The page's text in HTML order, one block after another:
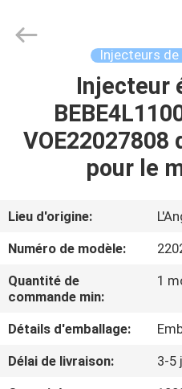
MAISON
PRODUITS
SUJET
DE
NOUS
VISITE
D'USINE
Auto
Injecteurs
Injecteur
VOE22027808
pour le
Lieu d'origine:
Numéro de modèle:
Quantité de
commande min:
1
Détails d'emballage:
Délai de livraison:
3-5